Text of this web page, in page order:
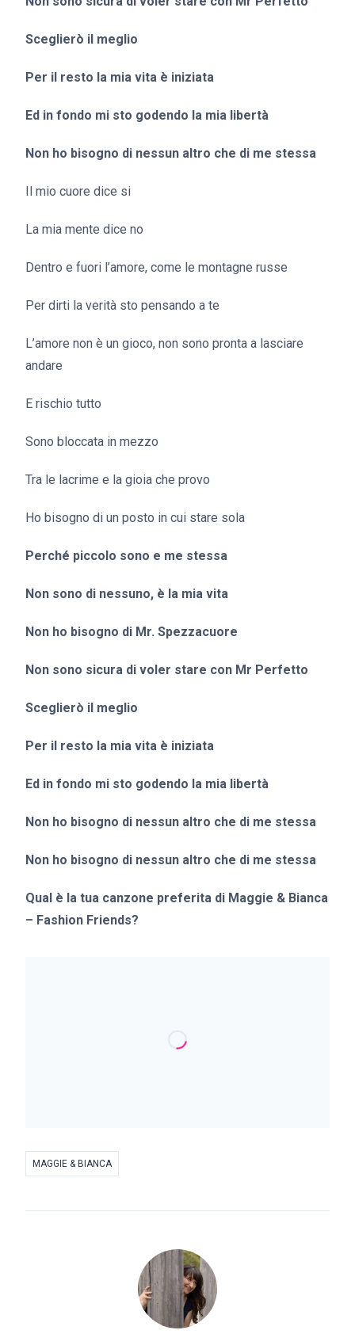
Sceglierò il meglio
Per il resto la mia vita è iniziata
Ed in fondo mi sto godendo la mia libertà
Non ho bisogno di nessun altro che di me stessa
Il mio cuore dice si
La mia mente dice no
Dentro e fuori l’amore, come le montagne russe
Per dirti la verità sto pensando a te
L’amore non è un gioco, non sono pronta a lasciare
andare
E rischio tutto
Sono bloccata in mezzo
Tra le lacrime e la gioia che provo
Ho bisogno di un posto in cui stare sola
Perché piccolo sono e me stessa
Non sono di nessuno, è la mia vita
Non ho bisogno di Mr. Spezzacuore
Non sono sicura di voler stare con Mr Perfetto
Sceglierò il meglio
Per il resto la mia vita è iniziata
Ed in fondo mi sto godendo la mia libertà
Non ho bisogno di nessun altro che di me stessa
Non ho bisogno di nessun altro che di me stessa
Qual è la tua canzone preferita di Maggie & Bianca
– Fashion Friends?
MAGGIE & BIANCA